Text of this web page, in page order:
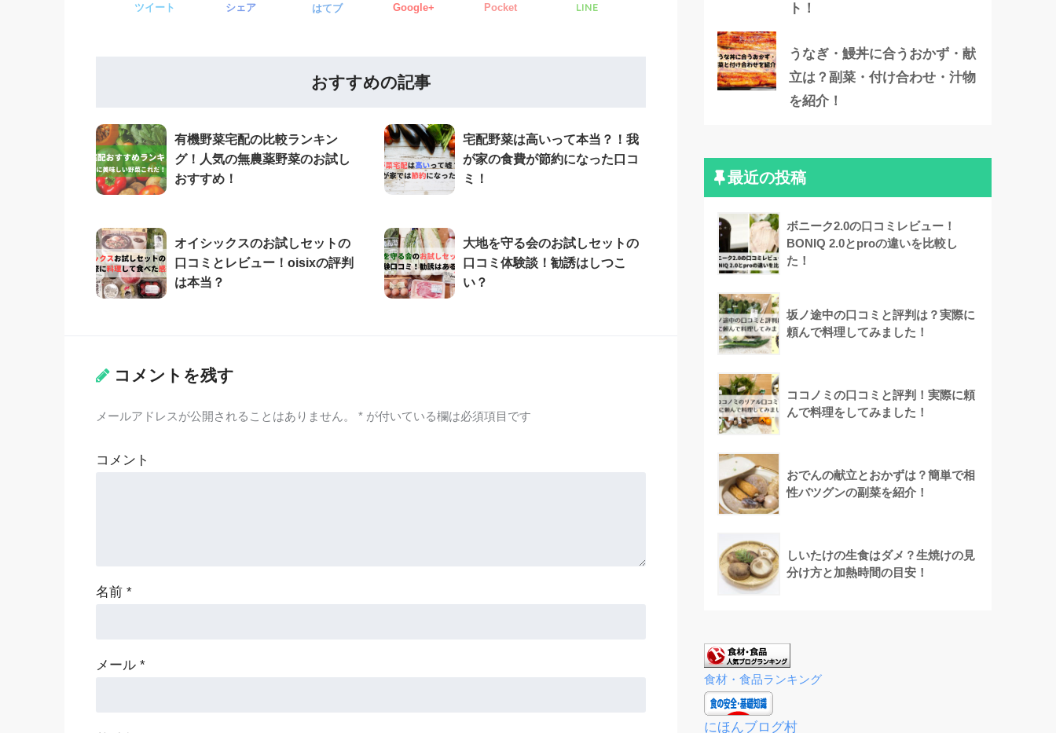
ツイート シェア はてブ Google+ Pocket LINE
おすすめの記事
有機野菜宅配の比較ランキン
グ！人気の無農薬野菜のお試し
おすすめ！
宅配野菜は高いって本当？！我
が家の食費が節約になった口コ
ミ！
オイシックスのお試しセットの
口コミとレビュー！oisixの評判
は本当？
大地を守る会のお試しセットの
口コミ体験談！勧誘はしつこ
い？
コメントを残す
メールアドレスが公開されることはありません。 * が付いている欄は必須項目です
コメント
名前 *
メール *
ト！
うなぎ・鰻丼に合うおかず・献
立は？副菜・付け合わせ・汁物
を紹介！
最近の投稿
ボニーク2.0の口コミレビュー！
BONIQ 2.0とproの違いを比較し
た！
坂ノ途中の口コミと評判は？実際に
頼んで料理してみました！
ココノミの口コミと評判！実際に頼
んで料理をしてみました！
おでんの献立とおかずは？簡単で相
性バツグンの副菜を紹介！
しいたけの生食はダメ？生焼けの見
分け方と加熱時間の目安！
食材・食品ランキング
にほんブログ村